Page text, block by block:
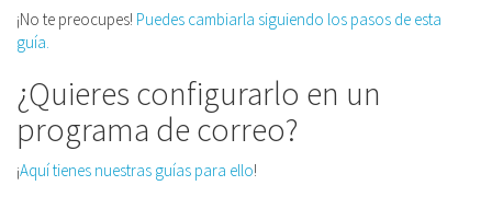
¡No te preocupes! Puedes cambiarla siguiendo los pasos de esta
guía.
¿Quieres configurarlo en un
programa de correo?
¡Aquí tienes nuestras guías para ello!